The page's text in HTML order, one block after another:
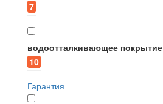
7
водоотталкивающее покрытие
10
Гарантия